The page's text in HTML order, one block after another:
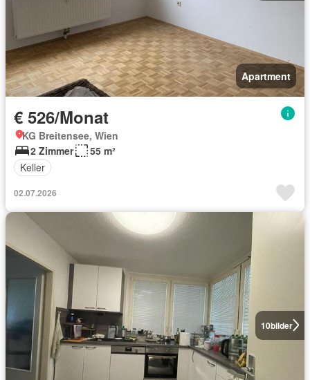
Apartment
€ 526/Monat
KG Breitensee, Wien
2 Zimmer
55 m²
Keller
02.07.2026
10bilder